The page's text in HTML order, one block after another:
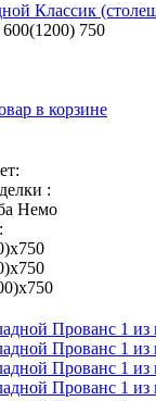
Классик
600(1200) 750
в корзине
:
Немо